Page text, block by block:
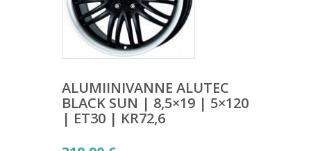
ALUMIINIVANNE ALUTEC
BLACK SUN | 8,5×19 | 5×120
| ET30 | KR72,6